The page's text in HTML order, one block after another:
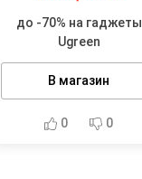
до -70% на гаджеты
Ugreen
В магазин
0 0